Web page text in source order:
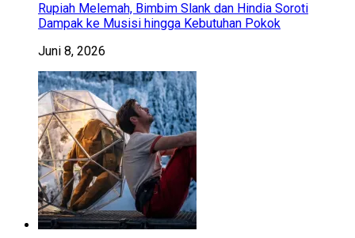
Rupiah Melemah, Bimbim Slank dan Hindia Soroti
Dampak ke Musisi hingga Kebutuhan Pokok
Juni 8, 2026